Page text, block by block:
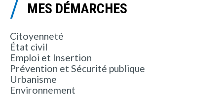
MES DÉMARCHES
Citoyenneté
État civil
Emploi et Insertion
Prévention et Sécurité publique
Urbanisme
Environnement